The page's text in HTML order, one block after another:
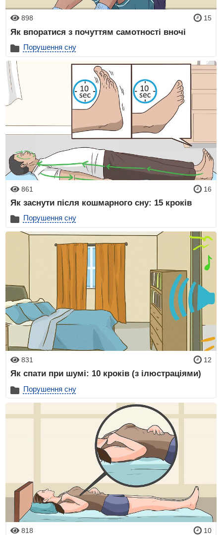
898 15
Як впоратися з почуттям самотності вночі
Порушення сну
861 16
Як заснути після кошмарного сну: 15 кроків
Порушення сну
831 12
Як спати при шумі: 10 кроків (з ілюстраціями)
Порушення сну
818 10